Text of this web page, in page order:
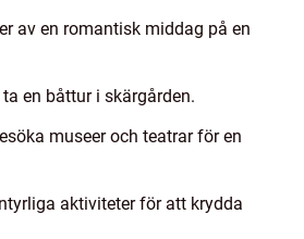
av en romantisk middag på en
en båttur i skärgården.
museer och teatrar för en
aktiviteter för att krydda